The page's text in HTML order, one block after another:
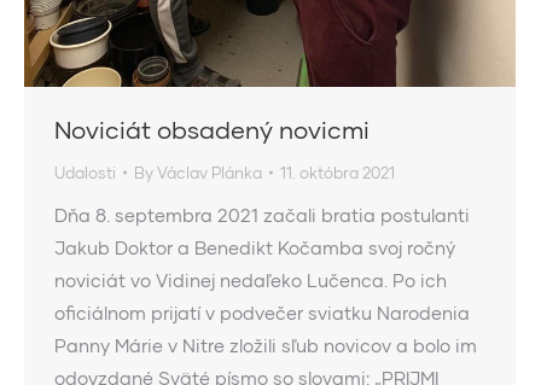
Noviciát obsadený novicmi
Udalosti ByVáclav Plánka 11. októbra 2021
Dňa 8. septembra 2021 začali bratia postulanti
Jakub Doktor a Benedikt Kočamba svoj ročný
noviciát vo Vidinej nedaľeko Lučenca. Po ich
oficiálnom prijatí v podvečer sviatku Narodenia
Panny Márie v Nitre zložili sľub novicov a bolo im
odovzdané Sväté písmo so slovami: „PRIJMI